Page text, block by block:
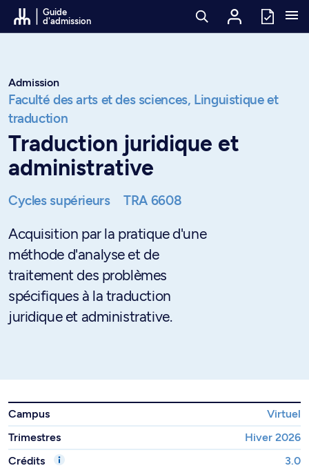
Passer au contenu
Guide
d'admission
Admission
Faculté des arts et des sciences, Linguistique et
traduction
Traduction juridique et
administrative
Cycles supérieurs TRA 6608
Acquisition par la pratique d'une
méthode d'analyse et de
traitement des problèmes
spécifiques à la traduction
juridique et administrative.
Campus
Virtuel
Trimestres
Hiver 2026
Crédits
3.0